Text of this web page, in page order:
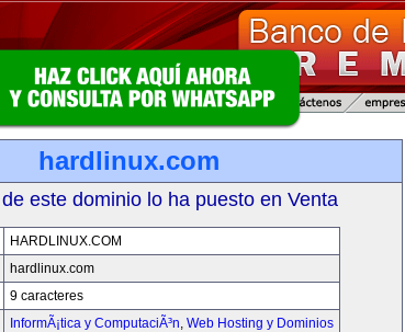
hardlinux.com
este dominio lo ha puesto en Venta
HARDLINUX.COM
hardlinux.com
9 caracteres
InformÃ¡tica y ComputaciÃ³n, Web Hosting y Dominios